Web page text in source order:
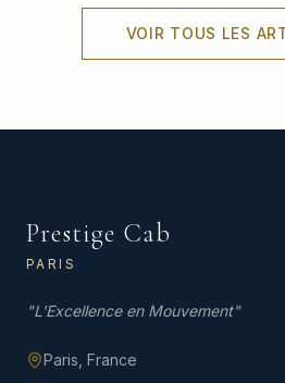
VOIR TOUS LES
Prestige Cab
PARIS
"L'Excellence en Mouvement"
Paris, France